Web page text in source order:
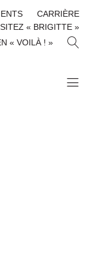
CARRIÈRE
« BRIGITTE »
« VOILÀ ! »
H